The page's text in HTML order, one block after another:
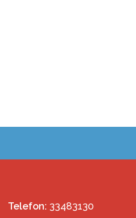
Telefon: 33483130